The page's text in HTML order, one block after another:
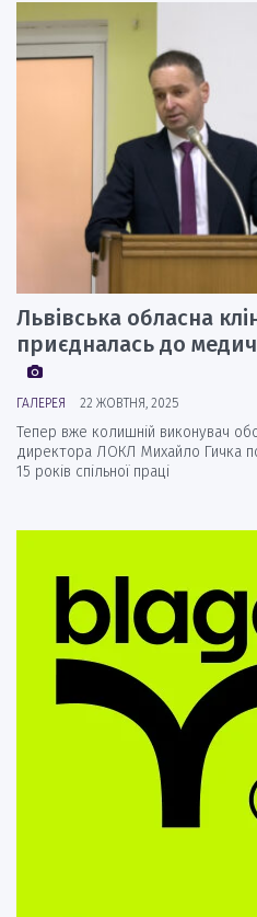
Львівська обласна
приєдналась до
ГАЛЕРЕЯ 22 ЖОВТНЯ, 2025
Тепер вже колишній виконувач
директора ЛОКЛ Михайло Гичка
15 років спільної праці